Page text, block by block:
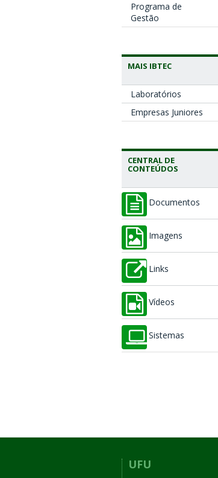
Programa de
Gestão
MAIS IBTEC
Laboratórios
Empresas Juniores
CENTRAL DE
CONTEÚDOS
Documentos
Imagens
Links
Vídeos
Sistemas
UFU